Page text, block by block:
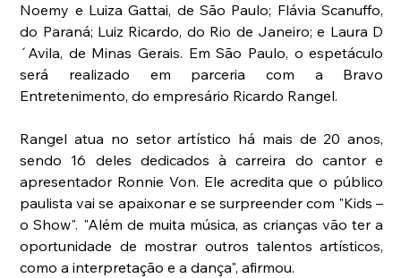
Noemy e Luiza Gattai, de São Paulo; Flávia Scanuffo,
do Paraná; Luiz Ricardo, do Rio de Janeiro; e Laura D
´Avila, de Minas Gerais. Em São Paulo, o espetáculo
será realizado em parceria com a Bravo
Entretenimento, do empresário Ricardo Rangel.
Rangel atua no setor artístico há mais de 20 anos,
sendo 16 deles dedicados à carreira do cantor e
apresentador Ronnie Von. Ele acredita que o público
paulista vai se apaixonar e se surpreender com "Kids –
o Show". "Além de muita música, as crianças vão ter a
oportunidade de mostrar outros talentos artísticos,
como a interpretação e a dança", afirmou.